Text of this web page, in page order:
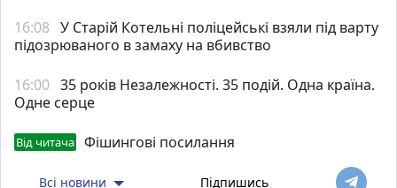
16:08 У Старій Котельні поліцейські взяли під варту
підозрюваного в замаху на вбивство
16:00 35 років Незалежності. 35 подій. Одна країна.
Одне серце
Від читача Фішингові посилання
Всі новини Підпишись